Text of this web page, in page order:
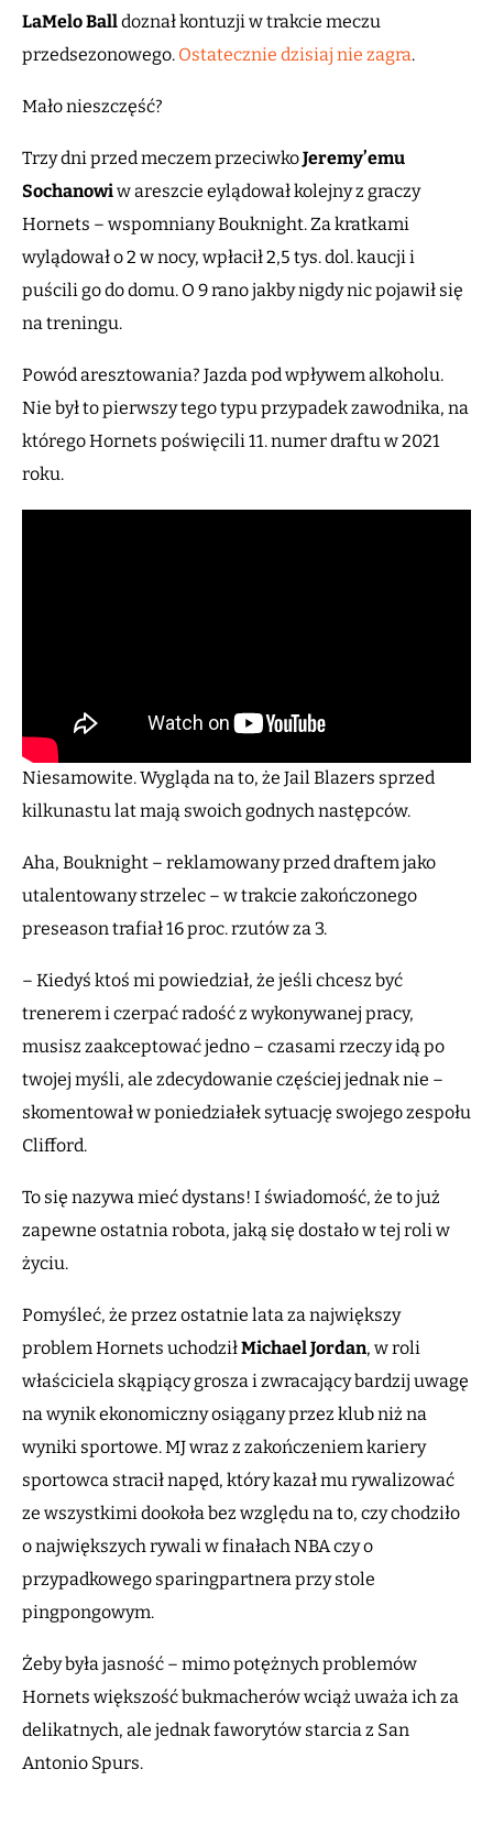
LaMelo Balldoznał kontuzji w trakcie meczu
przedsezonowego. Ostatecznie dzisiaj nie zagra.
Mało nieszczęść?
Trzy dni przed meczem przeciwkoJeremy’emu
Sochanowiw areszcie eylądował kolejny z graczy
Hornets – wspomniany Bouknight. Za kratkami
wylądował o 2 w nocy, wpłacił 2,5 tys. dol. kaucji i
puścili go do domu. O 9 rano jakby nigdy nic pojawił się
na treningu.
Powód aresztowania? Jazda pod wpływem alkoholu.
Nie był to pierwszy tego typu przypadek zawodnika, na
którego Hornets poświęcili 11. numer draftu w 2021
roku.
Niesamowite. Wygląda na to, że Jail Blazers sprzed
kilkunastu lat mają swoich godnych następców.
Aha, Bouknight – reklamowany przed draftem jako
utalentowany strzelec – w trakcie zakończonego
preseason trafiał 16 proc. rzutów za 3.
– Kiedyś ktoś mi powiedział, że jeśli chcesz być
trenerem i czerpać radość z wykonywanej pracy,
musisz zaakceptować jedno – czasami rzeczy idą po
twojej myśli, ale zdecydowanie częściej jednak nie –
skomentował w poniedziałek sytuację swojego zespołu
Clifford.
To się nazywa mieć dystans! I świadomość, że to już
zapewne ostatnia robota, jaką się dostało w tej roli w
życiu.
Pomyśleć, że przez ostatnie lata za największy
problem Hornets uchodziłMichael Jordan, w roli
właściciela skąpiący grosza i zwracający bardzij uwagę
na wynik ekonomiczny osiągany przez klub niż na
wyniki sportowe. MJ wraz z zakończeniem kariery
sportowca stracił napęd, który kazał mu rywalizować
ze wszystkimi dookoła bez względu na to, czy chodziło
o największych rywali w finałach NBA czy o
przypadkowego sparingpartnera przy stole
pingpongowym.
Żeby była jasność – mimo potężnych problemów
Hornets większość bukmacherów wciąż uważa ich za
delikatnych, ale jednak faworytów starcia z San
Antonio Spurs.